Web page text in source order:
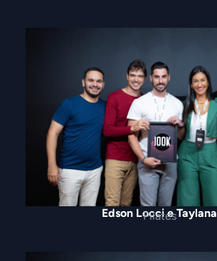
Edson Locci e Taylana
Pilates